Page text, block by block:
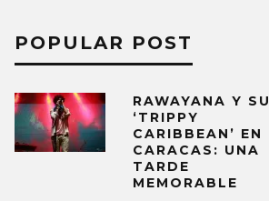
POPULAR POST
RAWAYANA Y SU
‘TRIPPY
CARIBBEAN’ EN
CARACAS: UNA
TARDE
MEMORABLE